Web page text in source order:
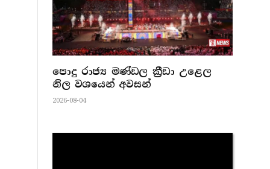
පොදු රාජ්‍ය මණ්ඩල ක්‍රීඩා උළෙල
නිල වශයෙන් අවසන්
2026-08-04